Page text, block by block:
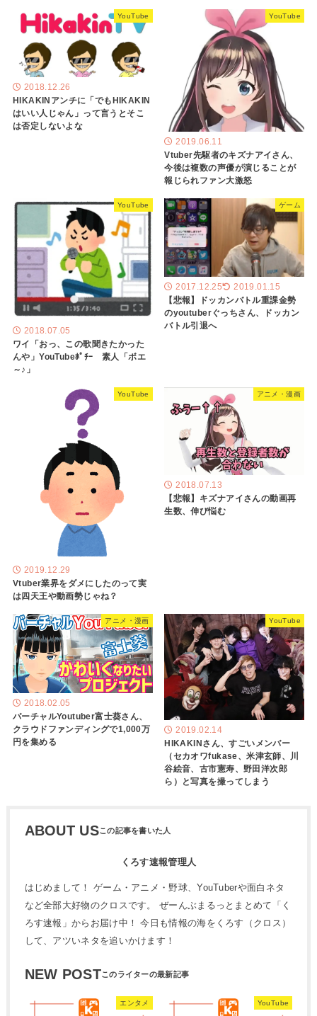
YouTube
2018.12.26
HIKAKINアンチに「でもHIKAKIN
はいい人じゃん」って言うとそこ
は否定しないよな
YouTube
2019.06.11
Vtuber先駆者のキズナアイさん、
今後は複数の声優が演じることが
報じられファン大激怒
YouTube
2018.07.05
ワイ「おっ、この歌聞きたかった
んや」YouTubeﾎﾟﾁｰ 素人「ボエ
～♪」
ゲーム
2017.12.25 2019.01.15
【悲報】ドッカンバトル重課金勢
のyoutuberぐっちさん、ドッカン
バトル引退へ
YouTube
2019.12.29
Vtuber業界をダメにしたのって実
は四天王や動画勢じゃね？
アニメ・漫画
2018.07.13
【悲報】キズナアイさんの動画再
生数、伸び悩む
アニメ・漫画
2018.02.05
バーチャルYoutuber富士葵さん、
クラウドファンディングで1,000万
円を集める
YouTube
2019.02.14
HIKAKINさん、すごいメンバー
（セカオワfukase、米津玄師、川
谷絵音、古市憲寿、野田洋次郎
ら）と写真を撮ってしまう
ABOUT US
くろす速報管理人
はじめまして！ ゲーム・アニメ・野球、YouTuberや面白ネタ
など全部大好物のクロスです。 ぜーんぶまるっとまとめて「く
ろす速報」からお届け中！ 今日も情報の海をくろす（クロス）
して、アツいネタを追いかけます！
NEW POST
エンタメ YouTube